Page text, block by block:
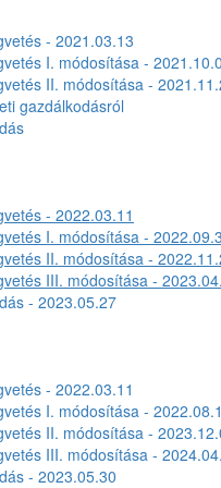
- 2021.03.13
I. módosítása -
II. módosítása -
gazdálkodásról
- 2022.03.11
I. módosítása -
II. módosítása -
III. módosítása -
- 2023.05.27
- 2022.03.11
I. módosítása -
II. módosítása -
III. módosítása -
- 2023.05.30